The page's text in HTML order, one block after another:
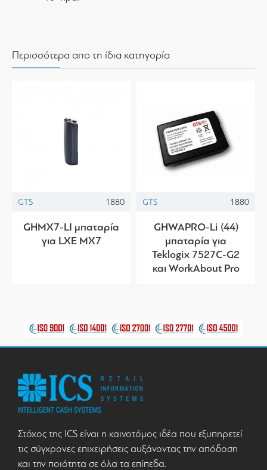
Περισσότερα απο τη ίδια κατηγορία
GTS 1880
GHMX7-LI μπαταρία
για LXE MX7
GTS 1880
GHWAPRO-Li (44)
μπαταρία για
Teklogix 7527C-G2
και WorkAbout Pro
Στόχος της ICS είναι η καινοτόμος ιδέα που εξυπηρετεί
τις σύγχρονες επιχειρήσεις αυξάνοντας την απόδοση
και την ποιότητα σε όλα τα επίπεδα.